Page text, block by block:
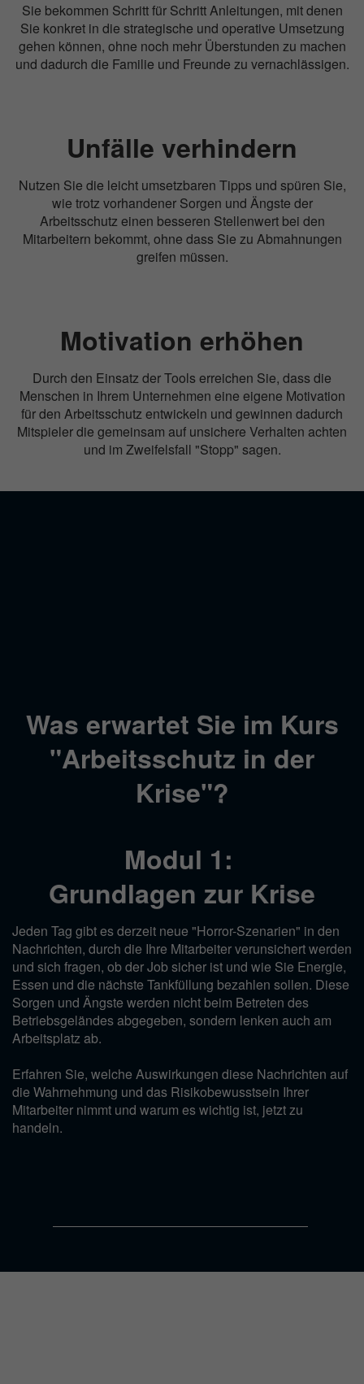
Sie bekommen Schritt für Schritt Anleitungen, mit denen
Sie konkret in die strategische und operative Umsetzung
gehen können, ohne noch mehr Überstunden zu machen
und dadurch die Familie und Freunde zu vernachlässigen.
Unfälle verhindern
Nutzen Sie die leicht umsetzbaren Tipps und spüren Sie,
wie trotz vorhandener Sorgen und Ängste der
Arbeitsschutz einen besseren Stellenwert bei den
Mitarbeitern bekommt, ohne dass Sie zu Abmahnungen
greifen müssen.
Motivation erhöhen
Durch den Einsatz der Tools erreichen Sie, dass die
Menschen in Ihrem Unternehmen eine eigene Motivation
für den Arbeitsschutz entwickeln und gewinnen dadurch
Mitspieler die gemeinsam auf unsichere Verhalten achten
und im Zweifelsfall "Stopp" sagen.
Was erwartet Sie im Kurs
"Arbeitsschutz in der
Krise"?
Modul 1:
Grundlagen zur Krise
Jeden Tag gibt es derzeit neue "Horror-Szenarien" in den
Nachrichten, durch die Ihre Mitarbeiter verunsichert werden
und sich fragen, ob der Job sicher ist und wie Sie Energie,
Essen und die nächste Tankfüllung bezahlen sollen. Diese
Sorgen und Ängste werden nicht beim Betreten des
Betriebsgeländes abgegeben, sondern lenken auch am
Arbeitsplatz ab.
Erfahren Sie, welche Auswirkungen diese Nachrichten auf
die Wahrnehmung und das Risikobewusstsein Ihrer
Mitarbeiter nimmt und warum es wichtig ist, jetzt zu
handeln.